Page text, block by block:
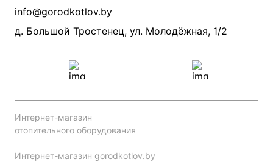
Производители
Прайс по монтажу систем отопления
Проект систем отопления
info@gorodkotlov.by
д. Большой Тростенец, ул. Молодёжная, 1/2
Интернет-магазин
отопительного оборудования
Интернет-магазин gorodkotlov.by